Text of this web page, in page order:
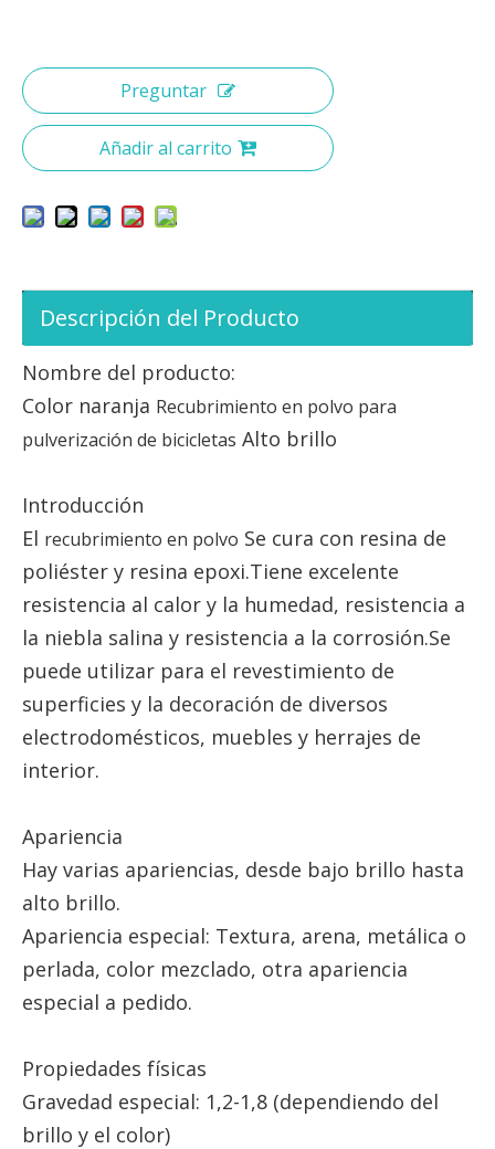
Preguntar
Añadir al carrito
Descripción del Producto
Nombre del producto:
Color naranja Recubrimiento en polvo para
pulverización de bicicletas Alto brillo
Introducción
El recubrimiento en polvo Se cura con resina de
poliéster y resina epoxi.Tiene excelente
resistencia al calor y la humedad, resistencia a
la niebla salina y resistencia a la corrosión.Se
puede utilizar para el revestimiento de
superficies y la decoración de diversos
electrodomésticos, muebles y herrajes de
interior.
Apariencia
Hay varias apariencias, desde bajo brillo hasta
alto brillo.
Apariencia especial: Textura, arena, metálica o
perlada, color mezclado, otra apariencia
especial a pedido.
Propiedades físicas
Gravedad especial: 1,2-1,8 (dependiendo del
brillo y el color)